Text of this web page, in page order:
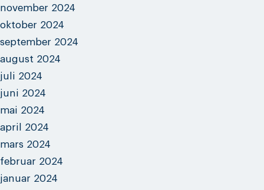
november 2024
oktober 2024
september 2024
august 2024
juli 2024
juni 2024
mai 2024
april 2024
mars 2024
februar 2024
januar 2024